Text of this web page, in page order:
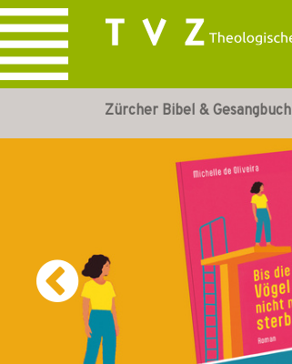
Zürcher Bibel & Gesangbuch